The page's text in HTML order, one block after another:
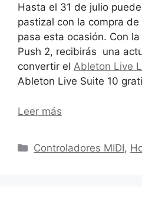
Hasta el 31 de julio
pastizal con la compra
pasa esta ocasión. Con
Push 2, recibirás una
convertir el Ableton Live
Ableton Live Suite 10
Leer más
Categorías
Controladores MIDI,